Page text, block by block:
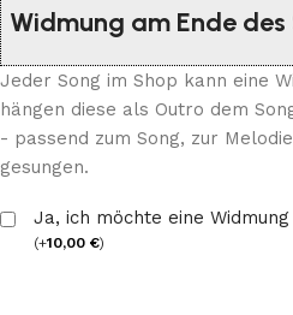
Widmung am Ende des
Jeder Song im Shop kann eine
hängen diese als Outro dem
- passend zum Song, zur
gesungen.
Ja, ich möchte eine
(+10,00 €)